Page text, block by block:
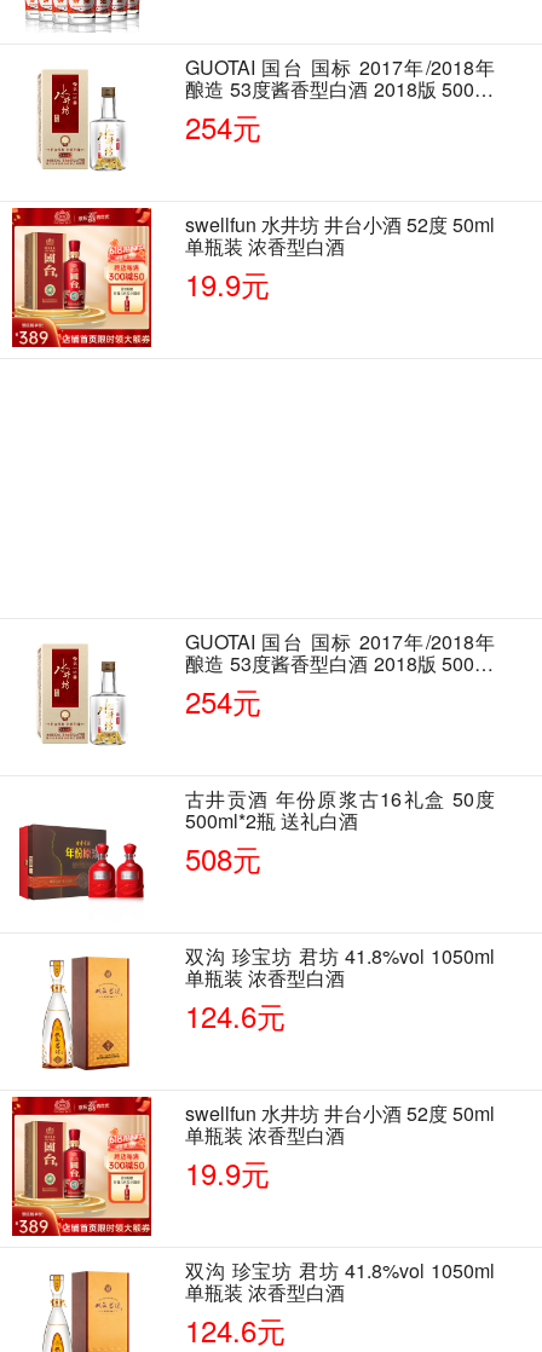
GUOTAI 国台 国标 2017年/2018年
酿造 53度酱香型白酒 2018版 500ml
单瓶装
254元
swellfun 水井坊 井台小酒 52度 50ml
单瓶装 浓香型白酒
19.9元
GUOTAI 国台 国标 2017年/2018年
酿造 53度酱香型白酒 2018版 500ml
单瓶装
254元
古井贡酒 年份原浆古16礼盒 50度
500ml*2瓶 送礼白酒
508元
双沟 珍宝坊 君坊 41.8%vol 1050ml
单瓶装 浓香型白酒
124.6元
swellfun 水井坊 井台小酒 52度 50ml
单瓶装 浓香型白酒
19.9元
双沟 珍宝坊 君坊 41.8%vol 1050ml
单瓶装 浓香型白酒
124.6元